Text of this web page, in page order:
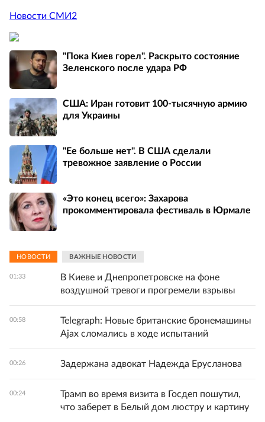
Новости СМИ2
"Пока Киев горел". Раскрыто состояние
Зеленского после удара РФ
США: Иран готовит 100-тысячную армию
для Украины
"Ее больше нет". В США сделали
тревожное заявление о России
«Это конец всего»: Захарова
прокомментировала фестиваль в Юрмале
НОВОСТИ ВАЖНЫЕ НОВОСТИ
01:33
В Киеве и Днепропетровске на фоне
воздушной тревоги прогремели взрывы
00:58
Telegraph: Новые британские бронемашины
Ajax сломались в ходе испытаний
00:26 Задержана адвокат Надежда Ерусланова
00:24
Трамп во время визита в Госдеп пошутил,
что заберет в Белый дом люстру и картину